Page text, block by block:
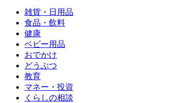
雑貨・日用品
食品・飲料
健康
ベビー用品
おでかけ
どうぶつ
教育
マネー・投資
くらしの相談